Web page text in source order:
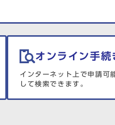
オンライン手続
インターネット上で申請可
して検索できます。